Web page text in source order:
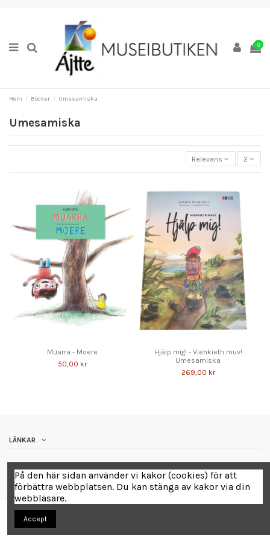
0
Hem Böcker Umesamiska
Umesamiska
Relevans 2
Muarra - Moere
50,00 kr
Hjälp mig! - Viehkieth muv!
Umesamiska
269,00 kr
LÄNKAR
På den här sidan använder vi kakor (cookies) för att
förbättra webbplatsen. Du kan stänga av kakor via din
webbläsare.
Accept